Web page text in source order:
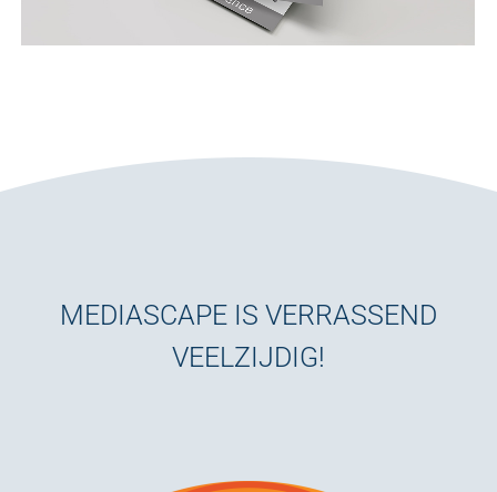
MEDIASCAPE IS VERRASSEND
VEELZIJDIG!